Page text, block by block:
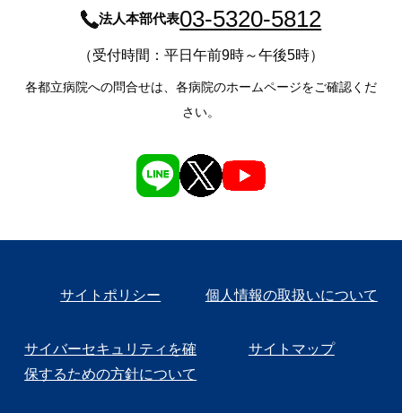
法人本部代表03-5320-5812
（受付時間：平日午前9時～午後5時）
各都立病院への問合せは、各病院のホームページをご確認くだ
さい。
サイトポリシー 個人情報の取扱いについて
サイバーセキュリティを確
保するための方針について
サイトマップ